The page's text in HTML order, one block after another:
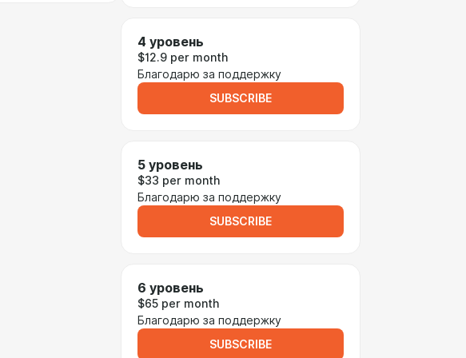
4 уровень
$12.9 per month
Благодарю за поддержку
SUBSCRIBE
5 уровень
$33 per month
Благодарю за поддержку
SUBSCRIBE
6 уровень
$65 per month
Благодарю за поддержку
SUBSCRIBE